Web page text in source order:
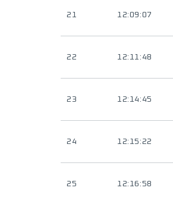
21 12:09:07
22 12:11:48
23 12:14:45
24 12:15:22
25 12:16:58